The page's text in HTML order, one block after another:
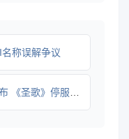
称误解争议
圣歌》停服引关注